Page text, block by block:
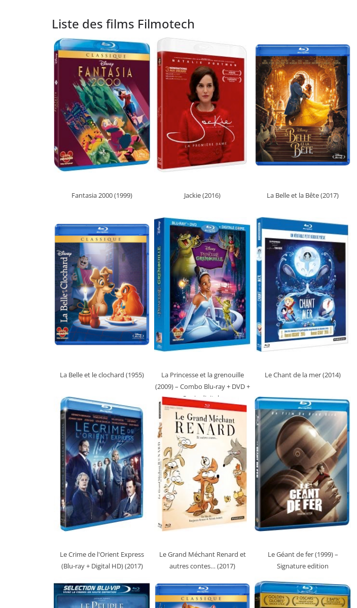
Liste des films Filmotech
Fantasia 2000 (1999) Jackie (2016) La Belle et la Bête (2017)
La Belle et le clochard (1955)
La Princesse et la grenouille
(2009)– Combo Blu-ray + DVD +
Copie digitale
Le Chant de la mer (2014)
Le Crime de l'Orient Express
(Blu-ray + Digital HD) (2017)
Le Grand Méchant Renard et
autres contes… (2017)
Le Géant de fer (1999)–
Signature edition